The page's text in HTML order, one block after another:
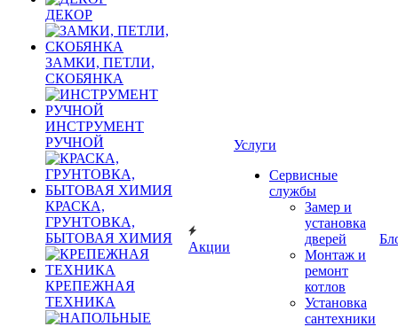
ДЕКОР
ЗАМКИ, ПЕТЛИ,
СКОБЯНКА
ИНСТРУМЕНТ
РУЧНОЙ
КРАСКА,
ГРУНТОВКА,
БЫТОВАЯ ХИМИЯ
КРЕПЕЖНАЯ
ТЕХНИКА
Акции
Услуги
Сервисные
службы
Замер и
установка
дверей
Монтаж и
ремонт
котлов
Установка
сантехники